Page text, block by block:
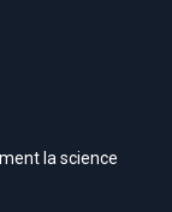
la science